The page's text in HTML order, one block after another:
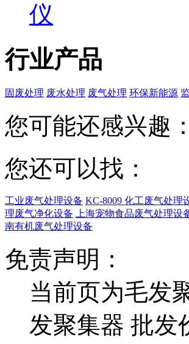
仪
行业产品
固废处理 废水处理 废气处理 环保新能源
您可能还感兴趣：
您还可以找：
工业废气处理设备 KC-8009 化工废气处理
理废气净化设备
上海宠物食品废气处理设
南有机废气处理设备
免责声明：
当前页为毛发
发聚集器 批发